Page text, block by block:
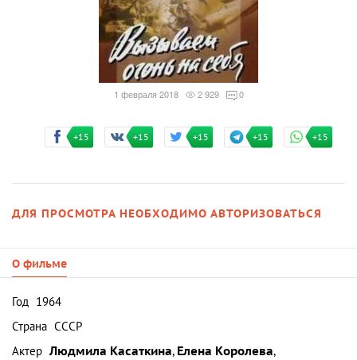
1 февраля 2018 2 929 0
+15 +15 +15 +15 +15
ДЛЯ ПРОСМОТРА НЕОБХОДИМО АВТОРИЗОВАТЬСЯ
О фильме
Год 1964
Страна СССР
Актер Людмила Касаткина, Елена Королева,